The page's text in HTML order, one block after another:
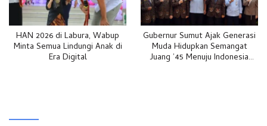
HAN 2026 di Labura, Wabup
Minta Semua Lindungi Anak di
Era Digital
Gubernur Sumut Ajak Generasi
Muda Hidupkan Semangat
Juang ’45 Menuju Indonesia